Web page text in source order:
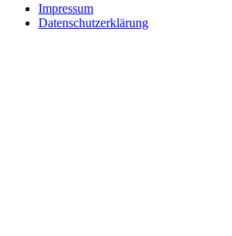
Impressum
Datenschutzerklärung